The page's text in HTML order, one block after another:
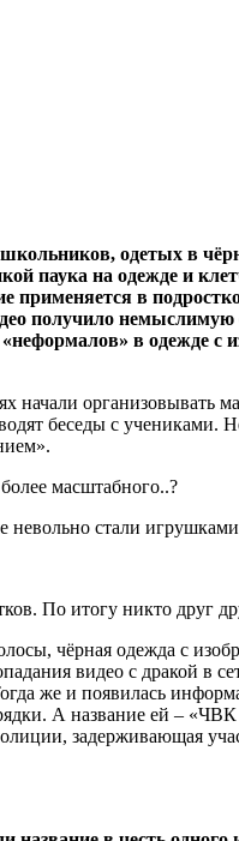
одетых в
паука на одежде и
в
получило немыслимую
в одежде с
организовывать
беседы с
масштабного..?
невольно стали
По итогу никто друг
чёрная одежда с
видео с дракой в
же и появилась
А название ей –
задерживающая